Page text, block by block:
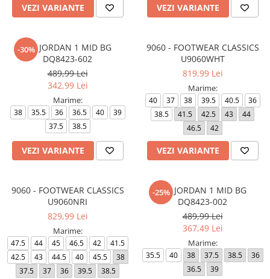
VEZI VARIANTE VEZI VARIANTE
-30%
AIR JORDAN 1 MID BG
DQ8423-602
489,99 Lei
342,99 Lei
Marime:
38 35.5 36 36.5 40
39
37.5
38.5
VEZI VARIANTE
9060 - FOOTWEAR CLASSICS
U9060WHT
819,99 Lei
Marime:
40 37 38 39.5 40.5
36
38.5
41.5 42.5 43
44
46.5
42
VEZI VARIANTE
9060 - FOOTWEAR CLASSICS
U9060NRI
829,99 Lei
Marime:
47.5 44 45 46.5 42
41.5
42.5
43 44.5 40 45.5
38
37.5
37 36 39.5 38.5
-25%
AIR JORDAN 1 MID BG
DQ8423-002
489,99 Lei
367,49 Lei
Marime:
35.5 40 38 37.5 38.5
36
36.5
39